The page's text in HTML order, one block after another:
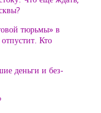
тюрьмы» в
Кто
деньги и без-